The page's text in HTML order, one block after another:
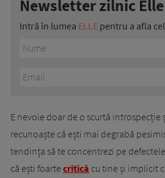
Newsletter zilnic Elle
Intră în lumea ELLE pentru a afla
E nevoie doar de o scurtă introspecție
recunoaște că ești mai degrabă
tendința să te concentrezi pe
că ești foarte critică cu tine și implicit